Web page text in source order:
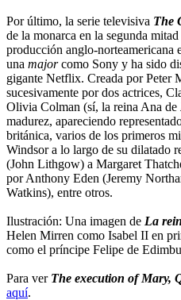
Por último, la serie televisiva The
de la monarca en la segunda
producción anglo-norteamericana
una majorcomo Sony y ha sido
gigante Netflix. Creada por Peter
sucesivamente por dos actrices,
Olivia Colman (sí, la reina Ana de
madurez, apareciendo
británica, varios de los primeros
Windsor a lo largo de su dilatado
(John Lithgow) a Margaret
por Anthony Eden (Jeremy
Watkins), entre otros.
Ilustración: Una imagen de La
Helen Mirren como Isabel II en
como el príncipe Felipe de
Para ver The execution of Mary,
aquí.